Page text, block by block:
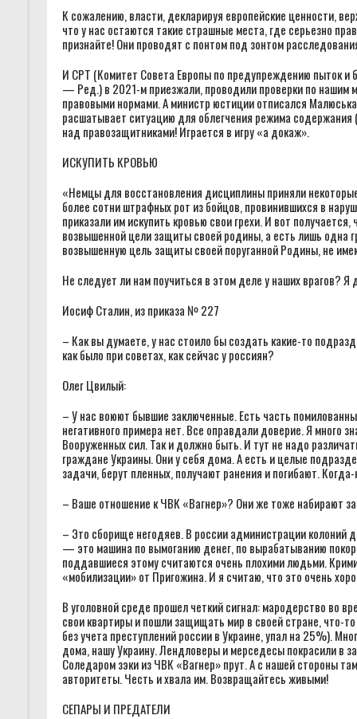
К сожалению, власти, декларируя европейские ценности,
что у нас остаются такие страшные места, где серьезно
признайте! Они проводят с понтом под зонтом
И CPT (Комитет Совета Европы по предупреждению пыток
— Ред.) в 2021-м приезжали, проводили проверки по нашим
правовыми нормами. А министр юстиции отписался
расшатывает ситуацию для облегчения режима
над правозащитниками! Играется в игру «а докаж».
ИСКУПИТЬ КРОВЬЮ
«Немцы для восстановления дисциплины приняли
более сотни штрафных рот из бойцов, провинившихся в
приказали им искупить кровью свои грехи. И вот
возвышенной цели защиты своей родины, а есть лишь одна
возвышенную цель защиты своей поруганной Родины, не
Не следует ли нам поучиться в этом деле у наших врагов? Я
Иосиф Сталин, из приказа № 227
– Как вы думаете, у нас стоило бы создать какие-то
как было при советах, как сейчас у россиян?
Олег Цвилый:
– У нас воюют бывшие заключенные. Есть часть
негативного примера нет. Все оправдали доверие. Я много
Вооруженных сил. Так и должно быть. И тут не надо
граждане Украины. Они у себя дома. А есть и целые
задачи, берут пленных, получают ранения и погибают.
– Ваше отношение к ЧВК «Вагнер»? Они же тоже набирают
– Это сборище негодяев. В россии администрации колоний
— это машина по вымоганию денег, по вырабатыванию
поддавшиеся этому считаются очень плохими людьми.
«мобилизации» от Пригожина. И я считаю, что это очень
В уголовной среде прошел четкий сигнал: мародерство во
свои квартиры и пошли защищать мир в своей стране, что-
без учета преступлений россии в Украине, упал на 25%).
дома, нашу Украину. Лендловеры и мерседесы покрасили в
Соледаром зэки из ЧВК «Вагнер» прут. А с нашей стороны
авторитеты. Честь и хвала им. Возвращайтесь живыми!
СЕПАРЫ И ПРЕДАТЕЛИ